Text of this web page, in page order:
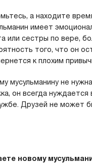
а находите
имеет
или сестры по вере,
того, что он
к плохим
мусульманину не
он всегда нуждается
Друзей не может
новому